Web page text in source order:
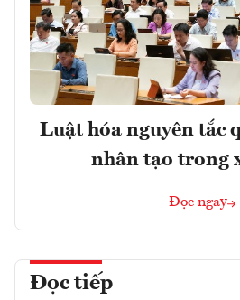
Luật hóa nguyên tắc
nhân tạo trong
Đọc ngay
Đọc tiếp